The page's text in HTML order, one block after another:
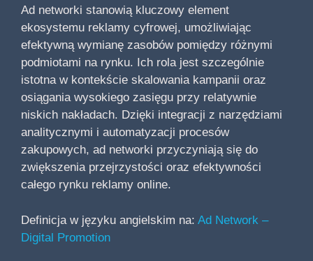
Ad networki stanowią kluczowy element
ekosystemu reklamy cyfrowej, umożliwiając
efektywną wymianę zasobów pomiędzy różnymi
podmiotami na rynku. Ich rola jest szczególnie
istotna w kontekście skalowania kampanii oraz
osiągania wysokiego zasięgu przy relatywnie
niskich nakładach. Dzięki integracji z narzędziami
analitycznymi i automatyzacji procesów
zakupowych, ad networki przyczyniają się do
zwiększenia przejrzystości oraz efektywności
całego rynku reklamy online.
Definicja w języku angielskim na: Ad Network –
Digital Promotion